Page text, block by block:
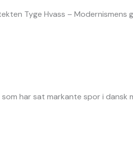
Tyge Hvass – Modernismens
har sat markante spor i dansk